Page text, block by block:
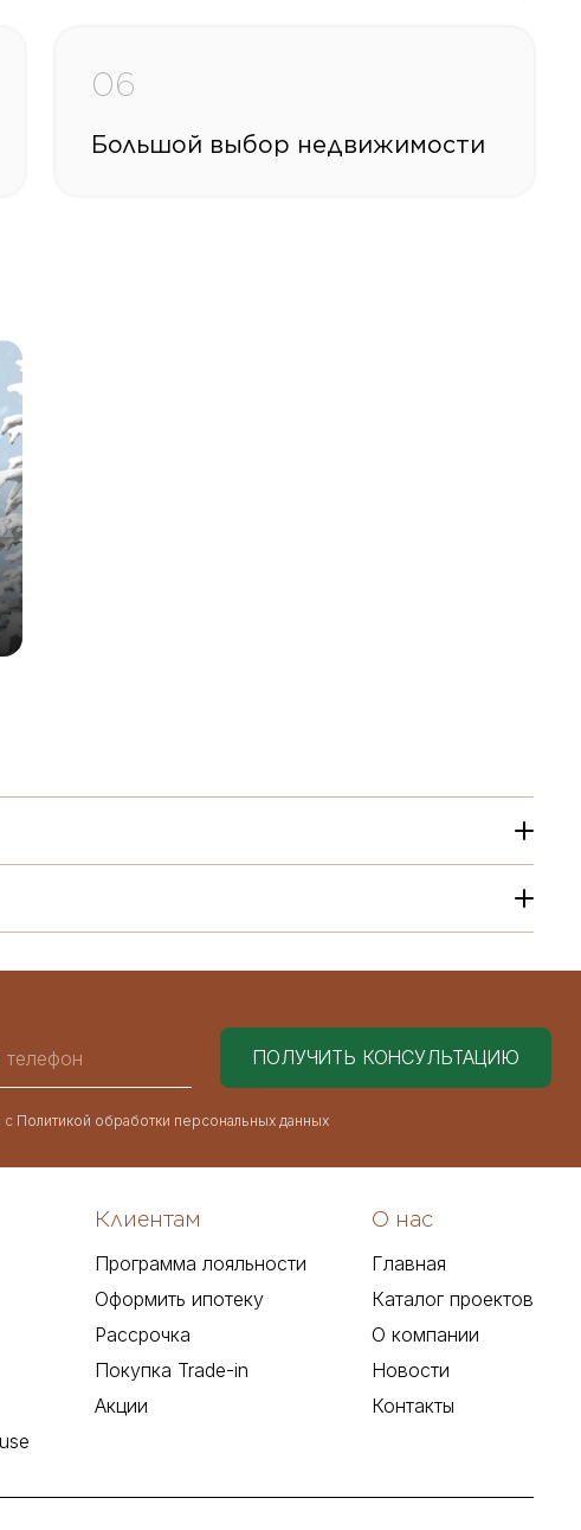
06
Большой выбор недвижимости
с Политикой обработки персональных данных
Клиентам
Программа лояльности
Оформить ипотеку
Рассрочка
Покупка Trade-in
Акции
О нас
Главная
Каталог проектов
О компании
Новости
Контакты